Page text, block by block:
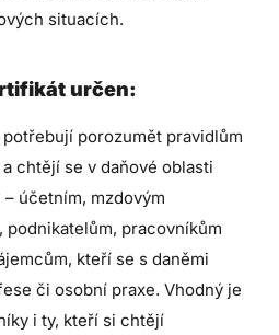
situacích.
určen:
porozumět pravidlům
chtějí se v daňové oblasti
účetním, mzdovým
podnikatelům, pracovníkům
kteří se s daněmi
či osobní praxe. Vhodný je
i ty, kteří si chtějí